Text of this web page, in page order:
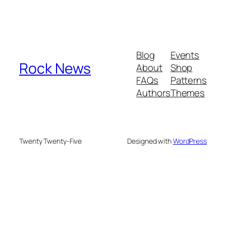
Rock News
Blog
About
FAQs
Authors
Events
Shop
Patterns
Themes
Twenty Twenty-Five Designed withWordPress